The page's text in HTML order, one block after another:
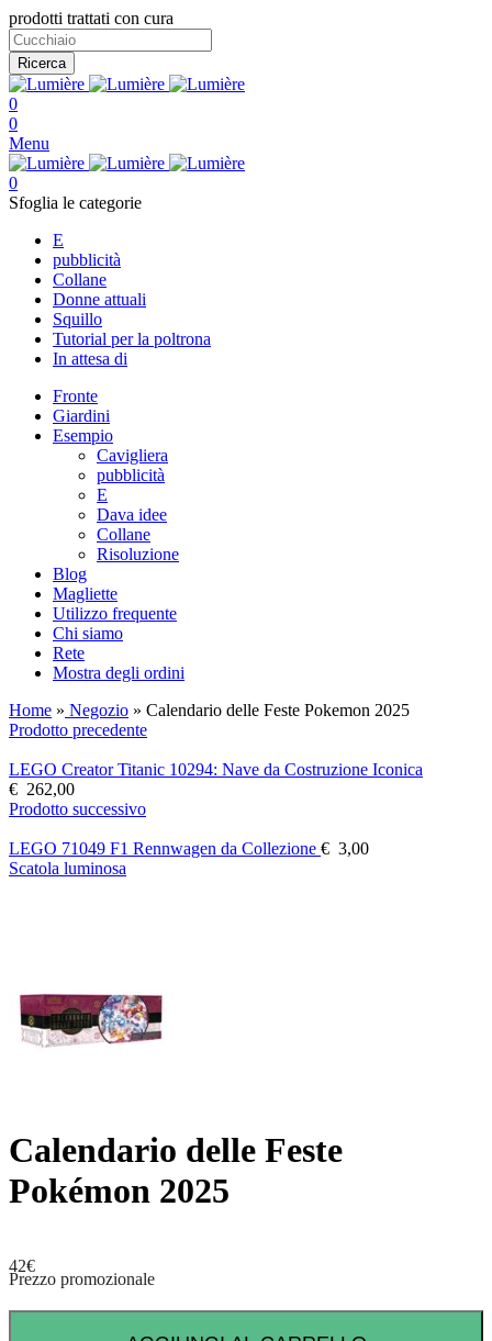
prodotti trattati con cura
Ricerca
0
0
Menu
0
Sfoglia le categorie
E
pubblicità
Collane
Donne attuali
Squillo
Tutorial per la poltrona
In attesa di
Fronte
Giardini
Esempio
Cavigliera
pubblicità
E
Dava idee
Collane
Risoluzione
Blog
Magliette
Utilizzo frequente
Chi siamo
Rete
Mostra degli ordini
Home » Negozio » Calendario delle Feste Pokemon 2025
Prodotto precedente
LEGO Creator Titanic 10294: Nave da Costruzione Iconica
€ 262,00
Prodotto successivo
LEGO 71049 F1 Rennwagen da Collezione € 3,00
Scatola luminosa
Calendario delle Feste
Pokémon 2025
42€
Prezzo promozionale